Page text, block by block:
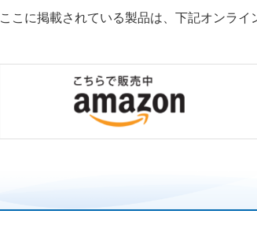
ここに掲載されている製品は、下記オンライ